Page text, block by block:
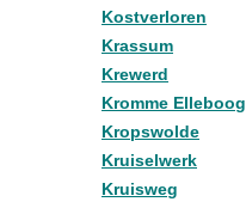
Kostverloren
Krassum
Krewerd
Kromme Elleboog
Kropswolde
Kruiselwerk
Kruisweg